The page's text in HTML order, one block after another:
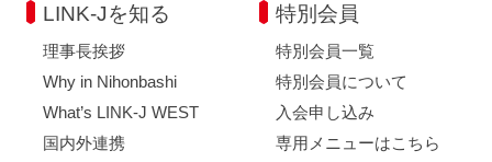
LINK-Jを知る
理事長挨拶
Why in Nihonbashi
What’s LINK-J WEST
国内外連携
特別会員
特別会員一覧
特別会員について
入会申し込み
専用メニューはこちら